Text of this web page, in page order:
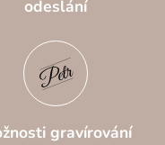
odeslání
gravírování